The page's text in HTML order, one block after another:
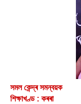
সমল কেন্দ্ৰ সমন্বয়ক
শিক্ষাখণ্ড : কৰৰা